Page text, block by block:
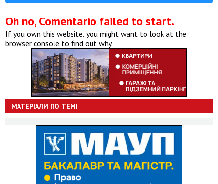
Oh no, Comentario failed to start.
If you own this website, you might want to look at the
browser console to find out why.
МАТЕРІАЛИ ПО ТЕМІ